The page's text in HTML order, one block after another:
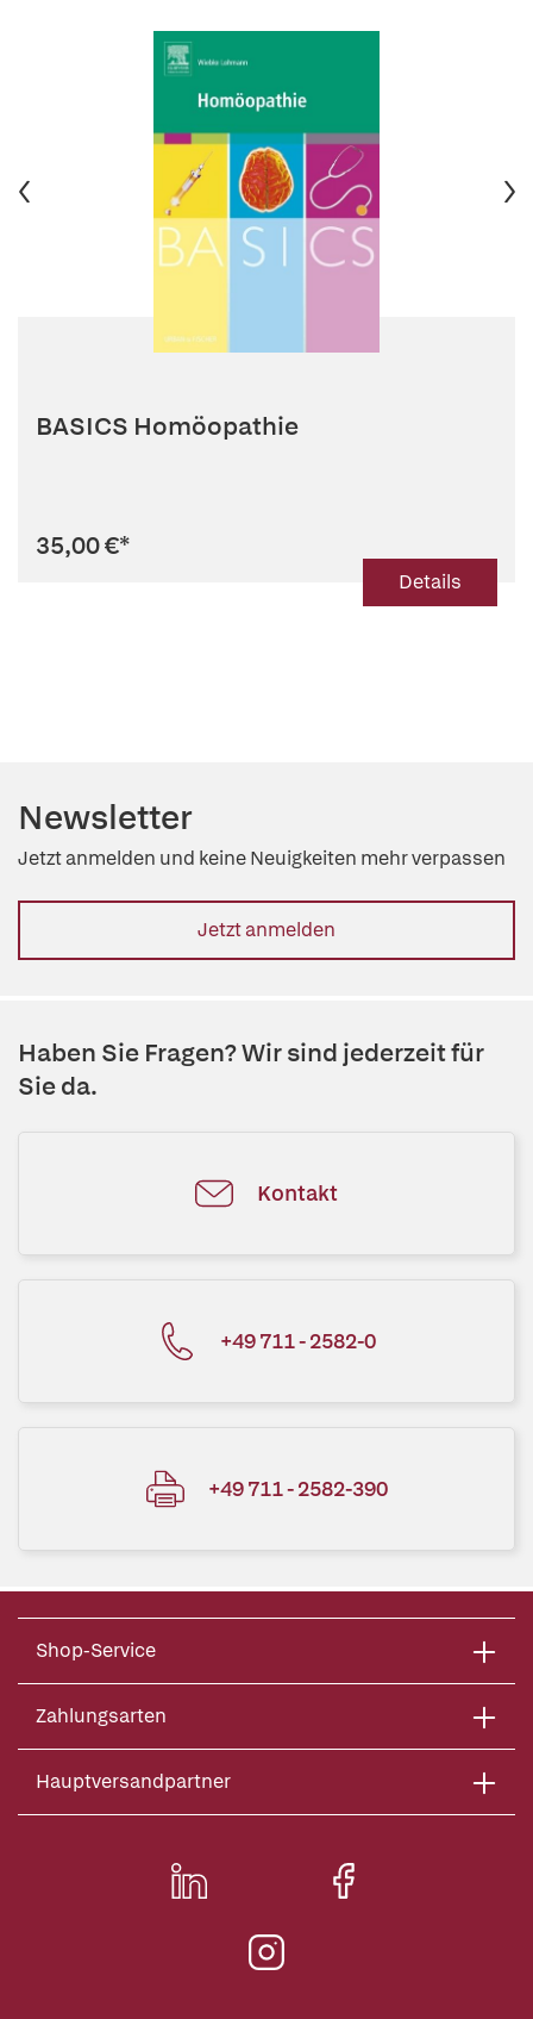
BASICS Homöopathie
35,00 €*
Details
Newsletter
Jetzt anmelden und keine Neuigkeiten mehr verpassen
Jetzt anmelden
Haben Sie Fragen? Wir sind jederzeit für
Sie da.
Kontakt
+49 711 - 2582-0
+49 711 - 2582-390
Shop-Service
Zahlungsarten
Hauptversandpartner